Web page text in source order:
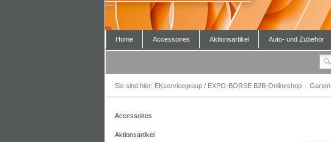
Home Accessoires Aktionsartikel Auto- und Zubehör
Sie sind hier: EKservicegroup / EXPO-BÖRSE B2B-Onlineshop / Garten
Accessoires
Aktionsartikel